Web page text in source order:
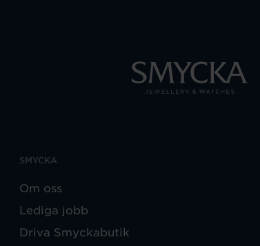
SMYCKA
Om oss
Lediga jobb
Driva Smyckabutik